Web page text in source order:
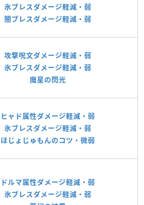
氷ブレスダメージ軽減・弱
闇ブレスダメージ軽減・弱
攻撃呪文ダメージ軽減・弱
氷ブレスダメージ軽減・弱
魔星の閃光
ヒャド属性ダメージ軽減・弱
氷ブレスダメージ軽減・弱
ほじょじゅもんのコツ・微弱
ドルマ属性ダメージ軽減・弱
氷ブレスダメージ軽減・弱